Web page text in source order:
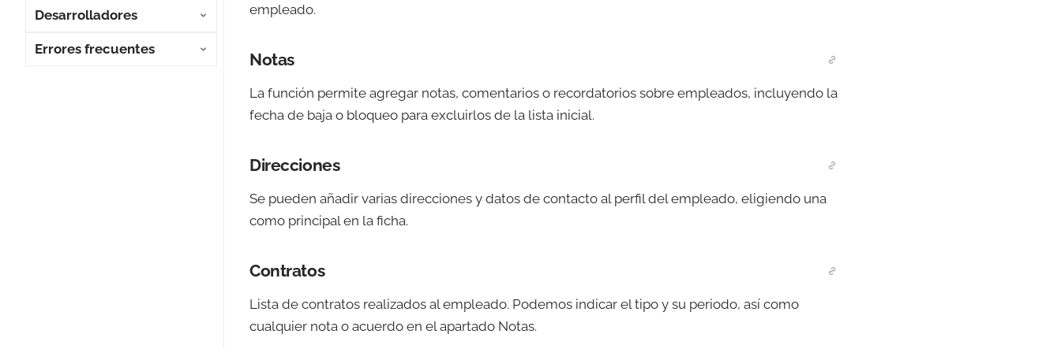
Desarrolladores
Errores frecuentes
empleado.
Notas
La función permite agregar notas, comentarios o recordatorios sobre empleados, incluyendo la
fecha de baja o bloqueo para excluirlos de la lista inicial.
Direcciones
Se pueden añadir varias direcciones y datos de contacto al perfil del empleado, eligiendo una
como principal en la ficha.
Contratos
Lista de contratos realizados al empleado. Podemos indicar el tipo y su periodo, así como
cualquier nota o acuerdo en el apartado Notas.